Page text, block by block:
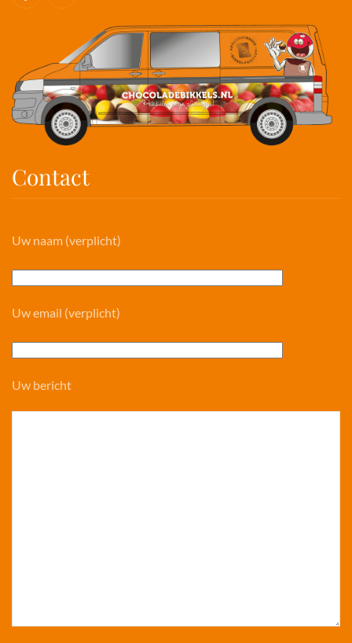
Contact
Uw naam (verplicht)
Uw email (verplicht)
Uw bericht